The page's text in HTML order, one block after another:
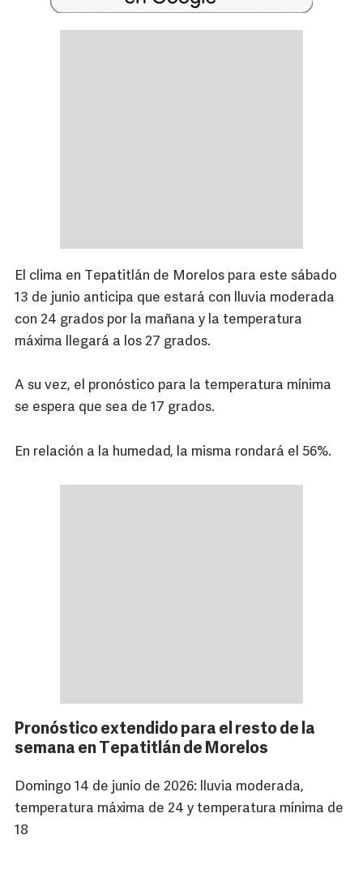
El clima en Tepatitlán de Morelos para este sábado
13 de junio anticipa que estará con lluvia moderada
con 24 grados por la mañana y la temperatura
máxima llegará a los 27 grados.
A su vez, el pronóstico para la temperatura mínima
se espera que sea de 17 grados.
En relación a la humedad, la misma rondará el 56%.
Pronóstico extendido para el resto de la
semana en Tepatitlán de Morelos
Domingo 14 de junio de 2026: lluvia moderada,
temperatura máxima de 24 y temperatura mínima de
18